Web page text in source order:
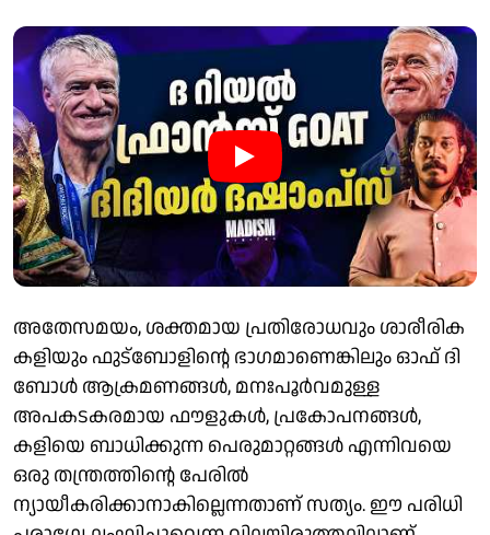
അതേസമയം, ശക്തമായ പ്രതിരോധവും ശാരീരിക
കളിയും ഫുട്ബോളിന്റെ ഭാഗമാണെങ്കിലും ഓഫ് ദി
ബോൾ ആക്രമണങ്ങൾ, മനഃപൂർവമുള്ള
അപകടകരമായ ഫൗളുകൾ, പ്രകോപനങ്ങൾ,
കളിയെ ബാധിക്കുന്ന പെരുമാറ്റങ്ങൾ എന്നിവയെ
ഒരു തന്ത്രത്തിന്റെ പേരിൽ
ന്യായീകരിക്കാനാകില്ലെന്നതാണ് സത്യം. ഈ പരിധി